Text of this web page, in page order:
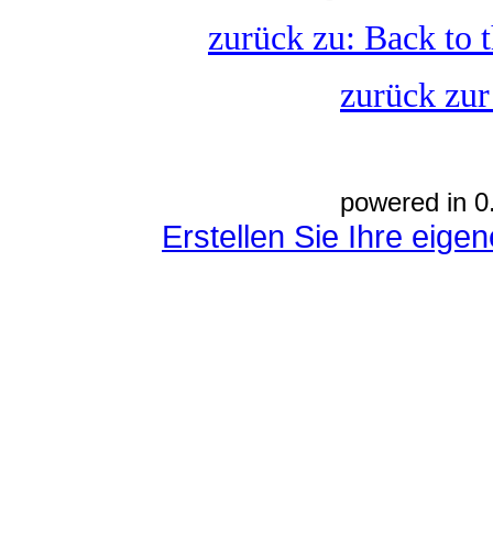
zurück zu: Back to
zurück
powered in
Erstellen Sie Ihre